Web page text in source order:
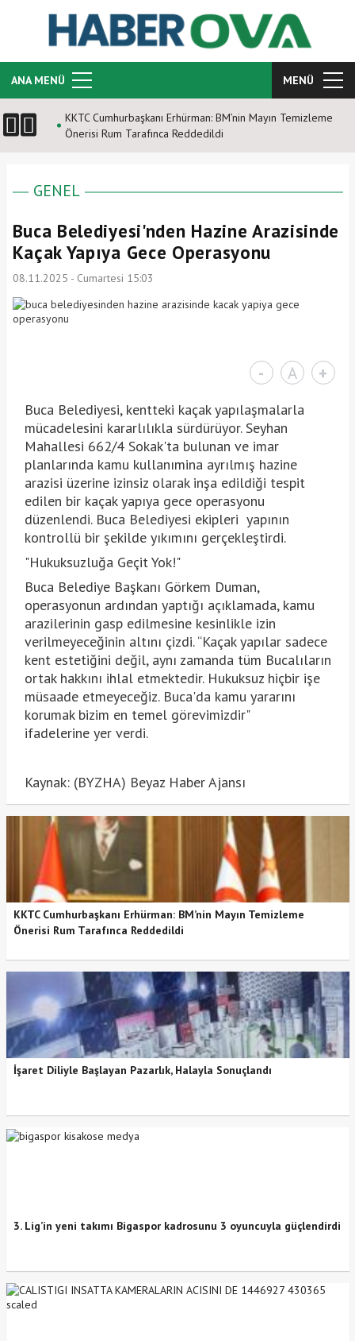
ANA MENÜ MENÜ
KKTC Cumhurbaşkanı Erhürman: BM’nin Mayın Temizleme
Önerisi Rum Tarafınca Reddedildi
GENEL
Buca Belediyesi'nden Hazine Arazisinde
Kaçak Yapıya Gece Operasyonu
08.11.2025 - Cumartesi 15:03
- A +
Buca Belediyesi, kentteki kaçak yapılaşmalarla
mücadelesini kararlılıkla sürdürüyor. Seyhan
Mahallesi 662/4 Sokak'ta bulunan ve imar
planlarında kamu kullanımina ayrılmış hazine
arazisi üzerine izinsiz olarak inşa edildiği tespit
edilen bir kaçak yapıya gece operasyonu
düzenlendi. Buca Belediyesi ekipleri yapının
kontrollü bir şekilde yıkımını gerçekleştirdi.
"Hukuksuzluğa Geçit Yok!"
Buca Belediye Başkanı Görkem Duman,
operasyonun ardından yaptığı açıklamada, kamu
arazilerinin gasp edilmesine kesinlikle izin
verilmeyeceğinin altını çizdi. “Kaçak yapılar sadece
kent estetiğini değil, aynı zamanda tüm Bucalıların
ortak hakkını ihlal etmektedir. Hukuksuz hiçbir işe
müsaade etmeyeceğiz. Buca'da kamu yararını
korumak bizim en temel görevimizdir"
ifadelerine yer verdi.
Kaynak: (BYZHA) Beyaz Haber Ajansı
KKTC Cumhurbaşkanı Erhürman: BM’nin Mayın Temizleme
Önerisi Rum Tarafınca Reddedildi
İşaret Diliyle Başlayan Pazarlık, Halayla Sonuçlandı
3. Lig’in yeni takımı Bigaspor kadrosunu 3 oyuncuyla güçlendirdi